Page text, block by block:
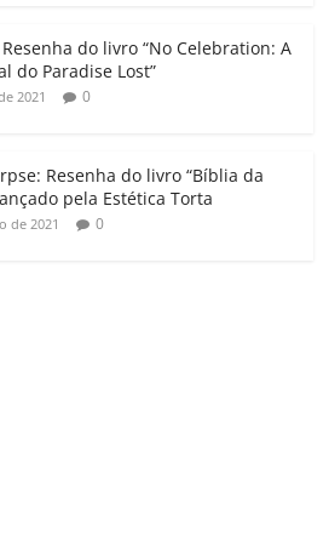
do livro “No Celebration: A
do Paradise Lost”
2021 0
Resenha do livro “Bíblia da
pela Estética Torta
de 2021 0